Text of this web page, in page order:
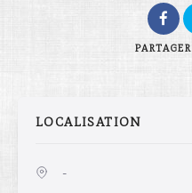
PARTAGER
LOCALISATION
-